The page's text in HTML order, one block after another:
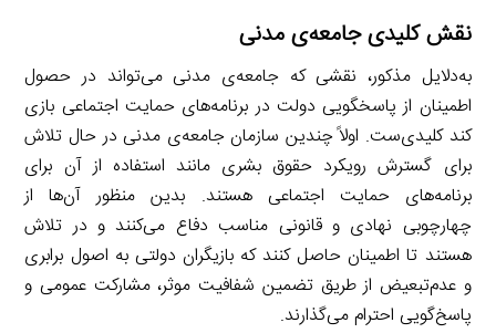
نقش کلیدی جامعه‌ی مدنی
به‌دلایل مذکور، نقشی که جامعه‌ی مدنی می‌تواند در حصول
اطمینان از پاسخگویی دولت در برنامه‌های حمایت اجتماعی بازی
کند کلیدی‌ست. اولاً چندین سازمان جامعه‌ی مدنی در حال تلاش
برای گسترش رویکرد حقوق بشری مانند استفاده از آن برای
برنامه‌های حمایت اجتماعی هستند. بدین منظور آن‌ها از
چهارچوبی نهادی و قانونی مناسب دفاع می‌کنند و در تلاش
هستند تا اطمینان حاصل کنند که بازیگران دولتی به اصول برابری
و عدم‌تبعیض از طریق تضمین شفافیت موثر، مشارکت عمومی و
پاسخ‌گویی احترام می‌گذارند.